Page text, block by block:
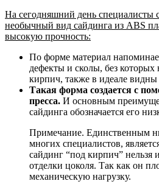
На сегодняшний день специалисты
необычный вид сайдинга из ABS
высокую прочность:
По форме материал
дефекты и сколы, без которых
кирпич, также в идеале видны
Такая форма создается с
пресса. И основным
сайдинга обозначается его
Примечание. Единственным
многих специалистов,
сайдинг “под кирпич” нельзя
отделки цоколя. Так как он
механическую нагрузку.